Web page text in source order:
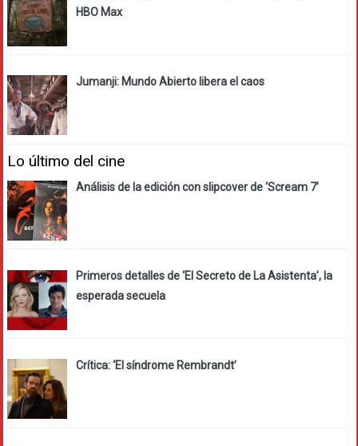
HBO Max
Jumanji: Mundo Abierto libera el caos
Lo último del cine
Análisis de la edición con slipcover de ‘Scream 7’
Primeros detalles de ‘El Secreto de La Asistenta’, la
esperada secuela
Crítica: ‘El síndrome Rembrandt’